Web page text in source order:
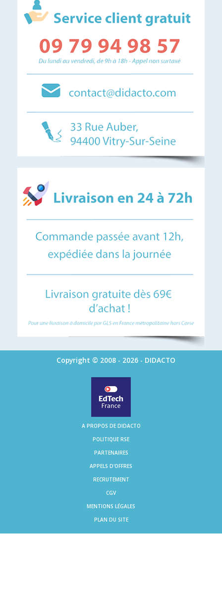
Copyright © 2008 - 2026 - DIDACTO
A PROPOS DE DIDACTO
POLITIQUE RSE
PARTENAIRES
APPELS D'OFFRES
RECRUTEMENT
CGV
MENTIONS LÉGALES
PLAN DU SITE